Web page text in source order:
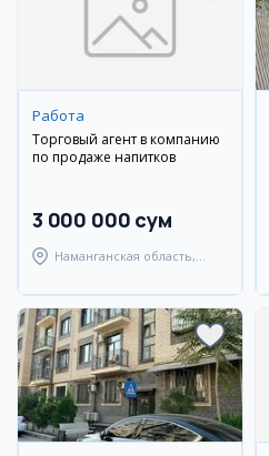
Работа
Торговый агент в компанию
по продаже напитков
3 000 000 сум
Наманганская область,